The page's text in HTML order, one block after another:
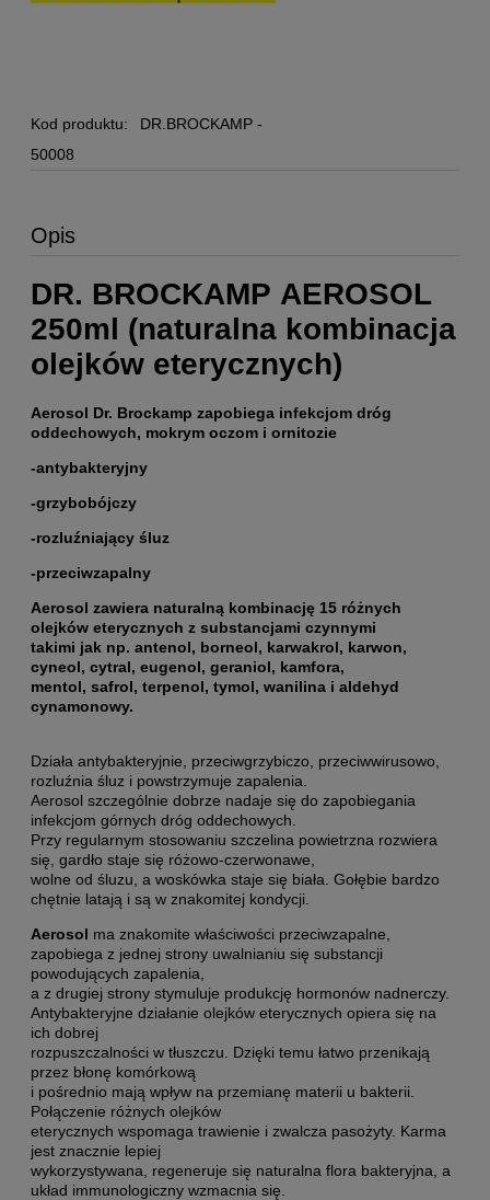
Kod produktu:
DR.BROCKAMP -
50008
Opis
DR. BROCKAMP AEROSOL
250ml (naturalna kombinacja
olejków eterycznych)
Aerosol Dr. Brockamp zapobiega infekcjom dróg
oddechowych, mokrym oczom i ornitozie
-antybakteryjny
-grzybobójczy
-rozluźniający śluz
-przeciwzapalny
Aerosol zawiera naturalną kombinację 15 różnych
olejków eterycznych z substancjami czynnymi
takimi jak np. antenol, borneol, karwakrol, karwon,
cyneol, cytral, eugenol, geraniol, kamfora,
mentol, safrol, terpenol, tymol, wanilina i aldehyd
cynamonowy.
Działa antybakteryjnie, przeciwgrzybiczo, przeciwwirusowo,
rozluźnia śluz i powstrzymuje zapalenia.
Aerosol szczególnie dobrze nadaje się do zapobiegania
infekcjom górnych dróg oddechowych.
Przy regularnym stosowaniu szczelina powietrzna rozwiera
się, gardło staje się różowo-czerwonawe,
wolne od śluzu, a woskówka staje się biała. Gołębie bardzo
chętnie latają i są w znakomitej kondycji.
Aerosol ma znakomite właściwości przeciwzapalne,
zapobiega z jednej strony uwalnianiu się substancji
powodujących zapalenia,
a z drugiej strony stymuluje produkcję hormonów nadnerczy.
Antybakteryjne działanie olejków eterycznych opiera się na
ich dobrej
rozpuszczalności w tłuszczu. Dzięki temu łatwo przenikają
przez błonę komórkową
i pośrednio mają wpływ na przemianę materii u bakterii.
Połączenie różnych olejków
eterycznych wspomaga trawienie i zwalcza pasożyty. Karma
jest znacznie lepiej
wykorzystywana, regeneruje się naturalna flora bakteryjna, a
układ immunologiczny wzmacnia się.